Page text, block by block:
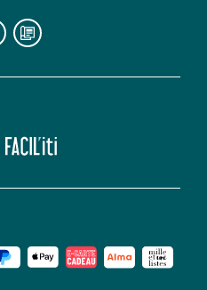
sociaux lien vers le blog la redoute